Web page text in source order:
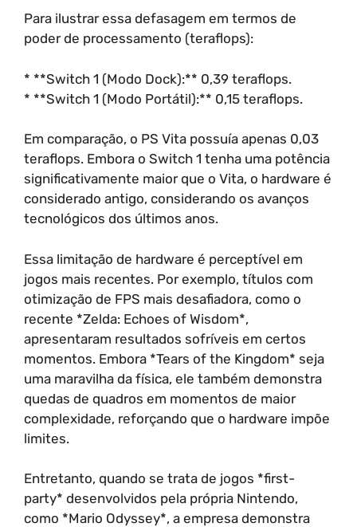
Para ilustrar essa defasagem em termos de
poder de processamento (teraflops):
* **Switch 1 (Modo Dock):** 0,39 teraflops.
* **Switch 1 (Modo Portátil):** 0,15 teraflops.
Em comparação, o PS Vita possuía apenas 0,03
teraflops. Embora o Switch 1 tenha uma potência
significativamente maior que o Vita, o hardware é
considerado antigo, considerando os avanços
tecnológicos dos últimos anos.
Essa limitação de hardware é perceptível em
jogos mais recentes. Por exemplo, títulos com
otimização de FPS mais desafiadora, como o
recente *Zelda: Echoes of Wisdom*,
apresentaram resultados sofríveis em certos
momentos. Embora *Tears of the Kingdom* seja
uma maravilha da física, ele também demonstra
quedas de quadros em momentos de maior
complexidade, reforçando que o hardware impõe
limites.
Entretanto, quando se trata de jogos *first-
party* desenvolvidos pela própria Nintendo,
como *Mario Odyssey*, a empresa demonstra